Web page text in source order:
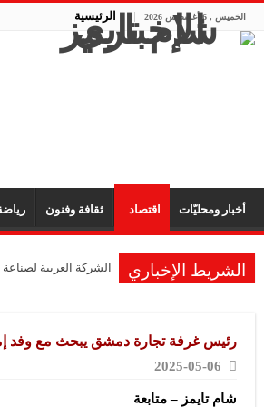
الخميس , 6 أغسطس 2026 الرئيسية
أخبار ومحليّات اقتصاد ثقافة وفنون
الشريط الإخباري الشركة العربية
شركة “فيرتيكس
رئيس غرفة تجارة دمشق يبحث مع وفد
2025-05-06
شام تايمز – متابعة